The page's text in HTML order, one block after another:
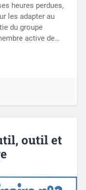
heures perdues,
les adapter au
du groupe
active de…
outil et